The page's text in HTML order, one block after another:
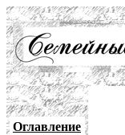
Оглавление